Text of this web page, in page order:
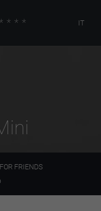
**** IT
FOR FRIENDS